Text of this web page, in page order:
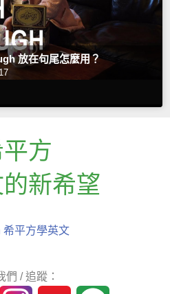
放在句尾怎麼用？
方
新希望
希平方學英文
們 / 追蹤：